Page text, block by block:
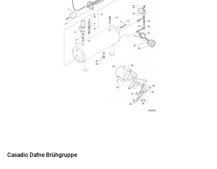
Casadio Dafne Brühgruppe